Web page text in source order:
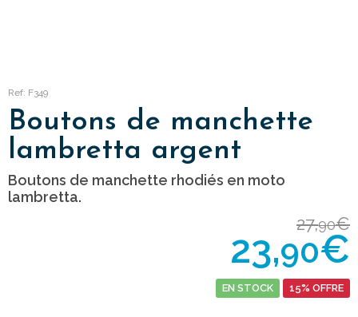
Ref: F349
Boutons de manchette
lambretta argent
Boutons de manchette rhodiés en moto
lambretta.
27,90€
23,90€
EN STOCK 15% OFFRE